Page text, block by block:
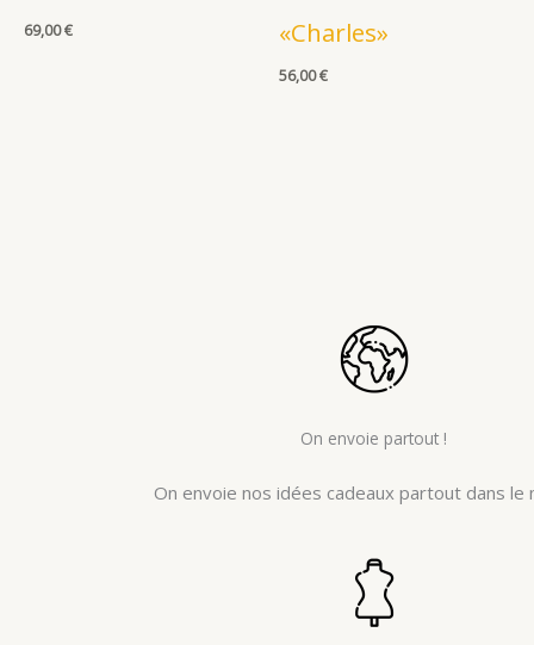
69,00€
«Charles»
56,00€
On envoie partout !
On envoie nos idées cadeaux partout dans le